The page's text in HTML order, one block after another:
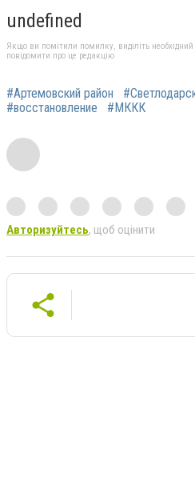
undefined
Якщо ви помітили помилку, виділіть
повідомити про це редакцію
#Артемовский район
#восстановление
#МККК
Авторизуйтесь, щоб оцінити